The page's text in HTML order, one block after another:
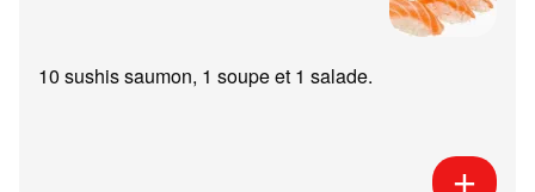
10 sushis saumon, 1 soupe et 1 salade.